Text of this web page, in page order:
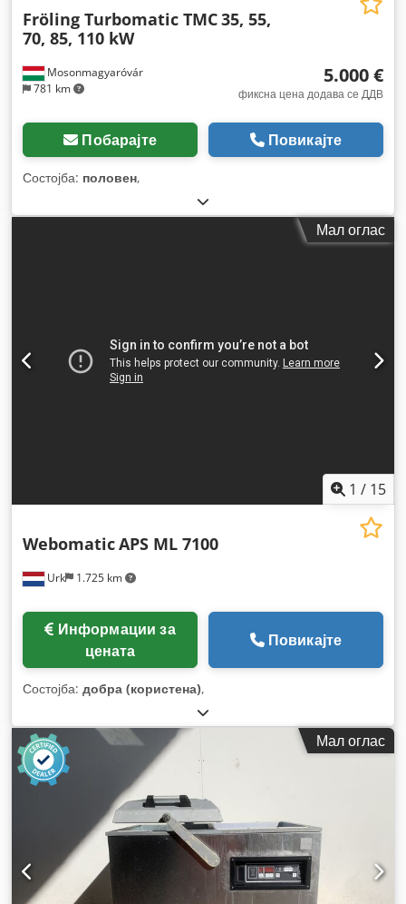
Mosonmagyaróvár
781 km
Fröling Turbomatic TMC35, 55,
70, 85, 110 kW
5.000 €
фиксна цена додава се ДДВ
Побарајте Повикајте
Состојба: половен,
Мал оглас
1 / 15
Urk 1.725 km
WebomaticAPS ML 7100
цената
Повикајте
Состојба: добра (користена),
Мал оглас